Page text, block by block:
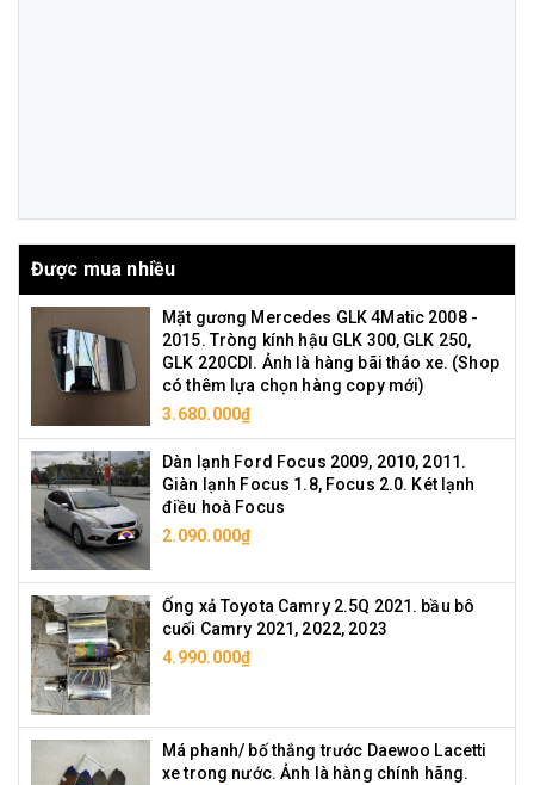
Được mua nhiều
Mặt gương Mercedes GLK 4Matic 2008 -
2015. Tròng kính hậu GLK 300, GLK 250,
GLK 220CDI. Ảnh là hàng bãi tháo xe. (Shop
có thêm lựa chọn hàng copy mới)
3.680.000₫
Dàn lạnh Ford Focus 2009, 2010, 2011.
Giàn lạnh Focus 1.8, Focus 2.0. Két lạnh
điều hoà Focus
2.090.000₫
Ống xả Toyota Camry 2.5Q 2021. bầu bô
cuối Camry 2021, 2022, 2023
4.990.000₫
Má phanh/ bố thắng trước Daewoo Lacetti
xe trong nước. Ảnh là hàng chính hãng.